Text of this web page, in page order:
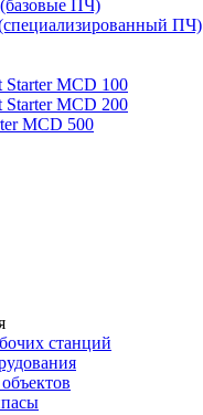
ПЧ)
ПЧ)
Starter MCD 100
Starter MCD 200
MCD 500
станций